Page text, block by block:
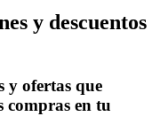
y descuentos
y ofertas que
compras en tu